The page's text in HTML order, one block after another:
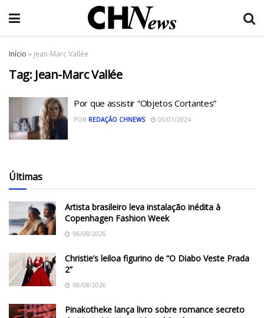
Início » Jean-Marc Vallée
Tag: Jean-Marc Vallée
Por que assistir “Objetos Cortantes”
POR REDAÇÃO CHNEWS 05/01/2024
Últimas
Artista brasileiro leva instalação inédita à
Copenhagen Fashion Week
06/08/2026
Christie’s leiloa figurino de “O Diabo Veste Prada
2”
06/08/2026
Pinakotheke lança livro sobre romance secreto